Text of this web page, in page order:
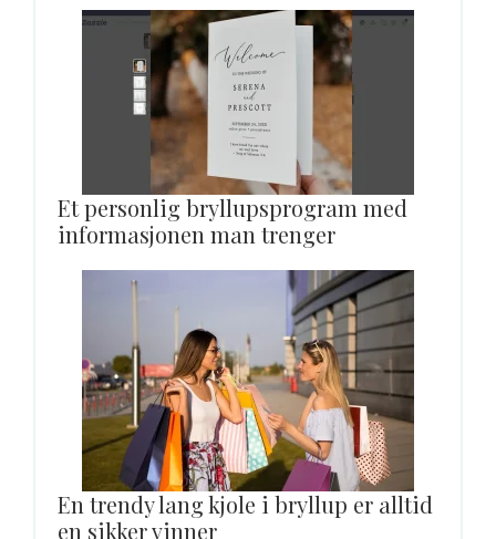
Et personlig bryllupsprogram med
informasjonen man trenger
En trendy lang kjole i bryllup er alltid
en sikker vinner